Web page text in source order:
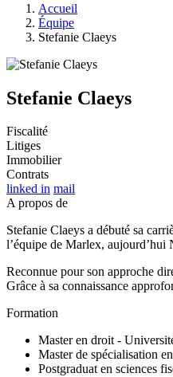
Accueil
Équipe
Stefanie Claeys
Stefanie Claeys
Fiscalité
Litiges
Immobilier
Contrats
linked in mail
A propos de
Stefanie Claeys a débuté sa
l’équipe de Marlex,
Reconnue pour son approche
Grâce à sa connaissance
Formation
Master en droit -
Master de spécialisation
Postgraduat en sciences